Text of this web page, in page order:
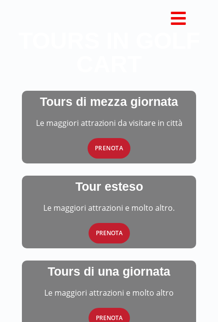
Tours di mezza giornata
Le maggiori attrazioni da visitare in città
PRENOTA
Tour esteso
Le maggiori attrazioni e molto altro.
PRENOTA
Tours di una giornata
Le maggiori attrazioni e molto altro
PRENOTA